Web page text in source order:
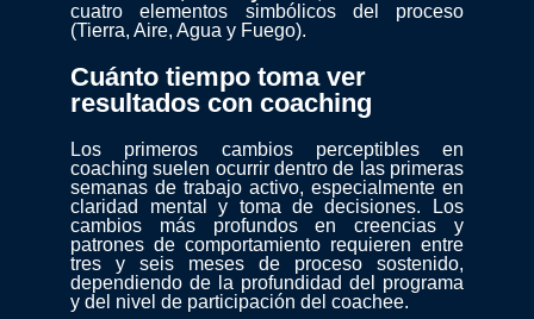
cuatro elementos simbólicos del proceso
(Tierra, Aire, Agua y Fuego).
Cuánto tiempo toma ver
resultados con coaching
Los primeros cambios perceptibles en
coaching suelen ocurrir dentro de las primeras
semanas de trabajo activo, especialmente en
claridad mental y toma de decisiones. Los
cambios más profundos en creencias y
patrones de comportamiento requieren entre
tres y seis meses de proceso sostenido,
dependiendo de la profundidad del programa
y del nivel de participación del coachee.